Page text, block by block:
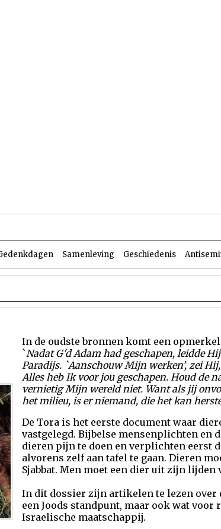
Samenleving Geschiedenis
In de oudste bronnen komt een
`Nadat G'd Adam had geschapen, leidde
Paradijs. `Aanschouw Mijn werken’, zei
Alles heb Ik voor jou geschapen. Houd de
vernietig Mijn wereld niet. Want als jij
het milieu, is er niemand, die het kan
De Tora is het eerste document waar
vastgelegd. Bijbelse mensenplichten en
dieren pijn te doen en verplichten eerst
alvorens zelf aan tafel te gaan. Dieren
Sjabbat. Men moet een dier uit zijn lijden
In dit dossier zijn artikelen te lezen over
een Joods standpunt, maar ook wat voor
Israelische maatschappij.